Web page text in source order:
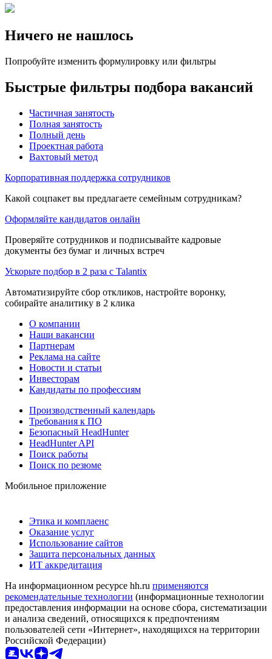
Ничего не нашлось
Попробуйте изменить формулировку или фильтры
Быстрые фильтры подбора вакансий
Частичная занятость
Полная занятость
Полный день
Проектная работа
Вахтовый метод
Корпоративная поддержка сотрудников
Какой соцпакет вы предлагаете семейным сотрудникам?
Оформляйте кандидатов онлайн
Проверяйте сотрудников и подписывайте кадровые
документы без бумаг и личных встреч
Ускорьте подбор в 2 раза с Talantix
Автоматизируйте сбор откликов, настройте воронку,
собирайте аналитику в 2 клика
О компании
Наши вакансии
Партнерам
Реклама на сайте
Новости и статьи
Инвесторам
Кандидаты по профессиям
Производственный календарь
Требования к ПО
Безопасный HeadHunter
HeadHunter API
Поиск работы
Поиск по резюме
Мобильное приложение
Этика и комплаенс
Оказание услуг
Использование сайтов
Защита персональных данных
ИТ аккредитация
На информационном ресурсе hh.ru применяются
рекомендательные технологии (информационные технологии
предоставления информации на основе сбора, систематизации
и анализа сведений, относящихся к предпочтениям
пользователей сети «Интернет», находящихся на территории
Российской Федерации)